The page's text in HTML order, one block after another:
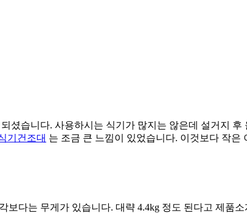
셨습니다. 사용하시는 식기가 많지는 않은데 설거지
기건조대 는 조금 큰 느낌이 있었습니다. 이것보다 작
다는 무게가 있습니다. 대략 4.4kg 정도 된다고 제품소